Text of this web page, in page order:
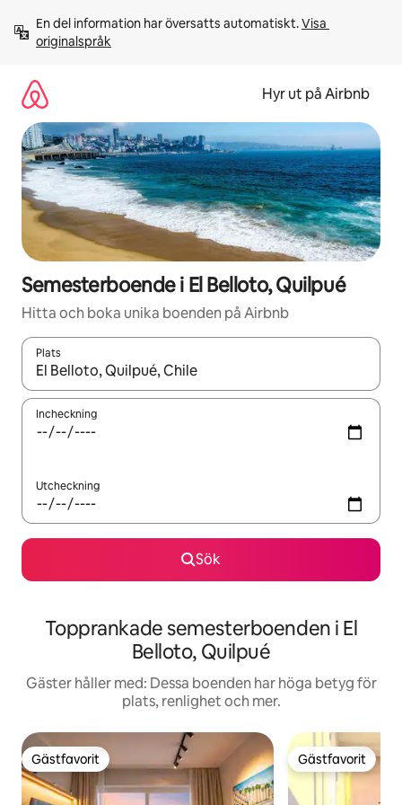
innehåll
En del information har översatts automatiskt. Visa
originalspråk
Hyr ut på Airbnb
Semesterboende i El Belloto, Quilpué
Hitta och boka unika boenden på Airbnb
Plats
När resultaten är tillgängliga kan du navigera med upp- och
Incheckning
Utcheckning
Sök
Topprankade semesterboenden i El
Belloto, Quilpué
Gäster håller med: Dessa boenden har höga betyg för
plats, renlighet och mer.
Gästfavorit
Gästfavorit Gästfavorit
Gästfavorit